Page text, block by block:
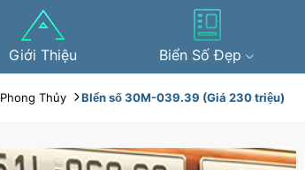
Giới Thiệu Biển Số Đẹp
Phong Thủy BIển số 30M-039.39 (Giá 230 triệu)